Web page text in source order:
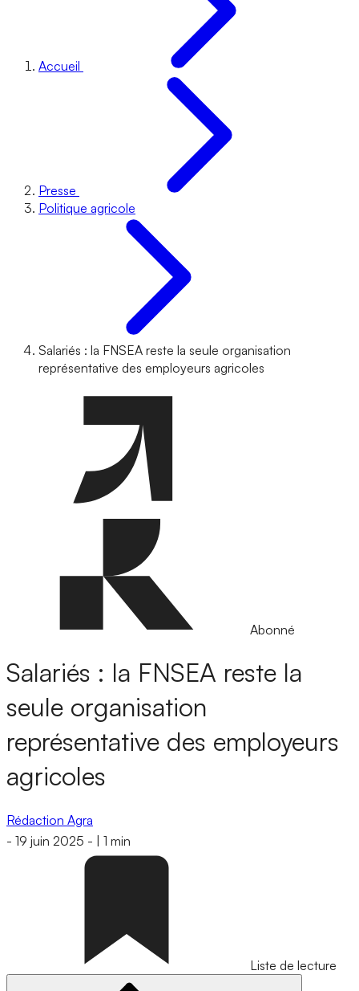
Accueil
Presse
Politique agricole
Salariés : la FNSEA reste la seule organisation
représentative des employeurs agricoles
Abonné
Salariés : la FNSEA reste la
seule organisation
représentative des employeurs
agricoles
Rédaction Agra
- 19 juin 2025 - 1 min
Liste de lecture